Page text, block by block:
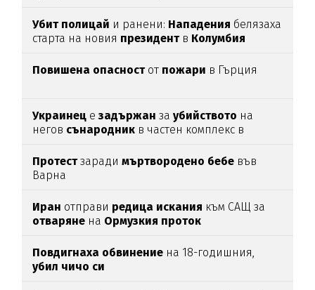
Убит полицай и ранени: Нападения белязаха
старта на новия президентв Колумбия
Повишена опасностот пожари в Гърция
Украинец езадържан заубийството на
негов сънародник в частен комплекс в
Протестзарадимъртвородено бебе във
Варна
Иран отправи редица искания към САЩ за
отваряне на Ормузкия проток
Повдигнаха обвинение на 18-годишния,
убил чичо си